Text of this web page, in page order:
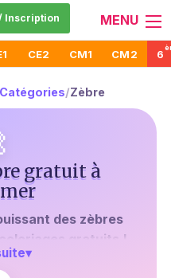
Inscription MENU
CE2 CM1 CM2 6
Catégories/Zèbre
gratuit à
des zèbres
gratuits !
pourquoi les
▾